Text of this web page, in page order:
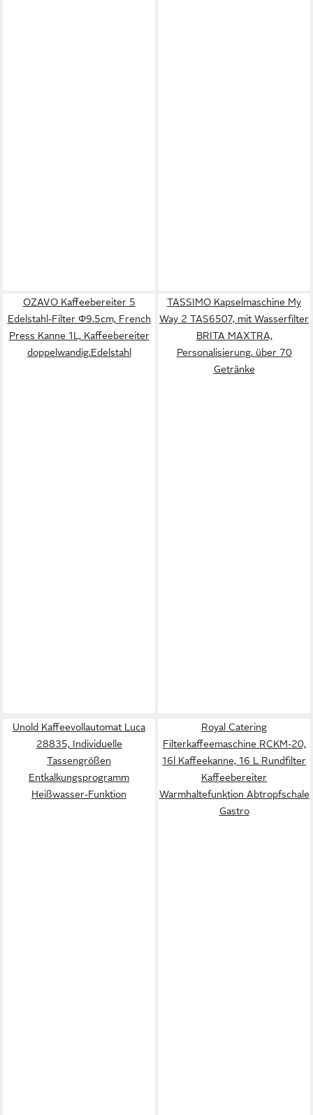
OZAVO Kaffeebereiter 5
Edelstahl-Filter Φ9.5cm, French
Press Kanne 1L, Kaffeebereiter
doppelwandig,Edelstahl
TASSIMO Kapselmaschine My
Way 2 TAS6507, mit Wasserfilter
BRITA MAXTRA,
Personalisierung, über 70
Getränke
Unold Kaffeevollautomat Luca
28835, Individuelle
Tassengrößen
Entkalkungsprogramm
Heißwasser-Funktion
Royal Catering
Filterkaffeemaschine RCKM-20,
16l Kaffeekanne, 16 L Rundfilter
Kaffeebereiter
Warmhaltefunktion Abtropfschale
Gastro